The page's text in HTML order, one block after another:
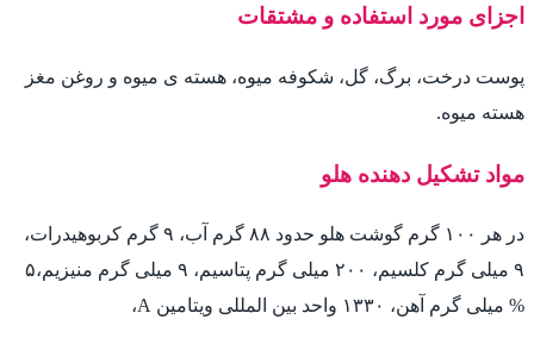
اجزای مورد استفاده و مشتقات
پوست درخت، برگ، گل، شکوفه میوه، هسته ی میوه و روغن مغز
هسته میوه.
مواد تشکیل دهنده هلو
در هر ۱۰۰ گرم گوشت هلو حدود ۸۸ گرم آب، ۹ گرم کربوهیدرات،
۹ میلی گرم کلسیم، ۲۰۰ میلی گرم پتاسیم، ۹ میلی گرم منیزیم،۵
% میلی گرم آهن، ۱۳۳۰ واحد بین المللی ویتامین A،